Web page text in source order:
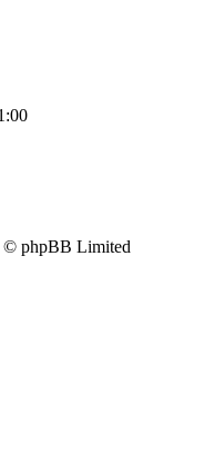
© phpBB Limited